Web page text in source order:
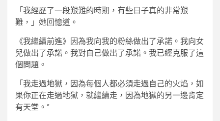
「我經歷了一段艱難的時期，有些日子真的非常艱
難，」她回憶道。
《我繼續前進》因為我向我的粉絲做出了承諾。我向女
兒做出了承諾。我對自己做出了承諾。我已經克服了這
個問題。
「我走過地獄，因為每個人都必須走過自己的火焰，如
果你正在走過地獄，就繼續走，因為地獄的另一邊肯定
有天堂。”